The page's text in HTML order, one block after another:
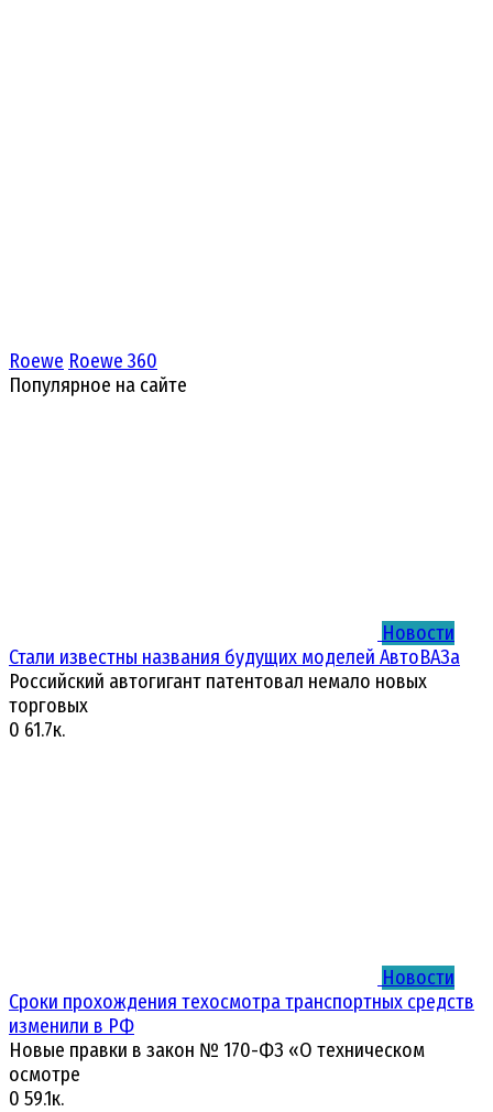
Roewe Roewe 360
Популярное на сайте
Новости
Стали известны названия будущих моделей АвтоВАЗа
Российский автогигант патентовал немало новых
торговых
0 61.7к.
Новости
Сроки прохождения техосмотра транспортных средств
изменили в РФ
Новые правки в закон № 170-ФЗ «О техническом
осмотре
0 59.1к.